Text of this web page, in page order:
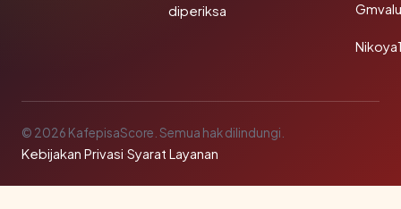
diperiksa
© 2026 KafepisaScore. Semua hak dilindungi.
Kebijakan Privasi·Syarat Layanan